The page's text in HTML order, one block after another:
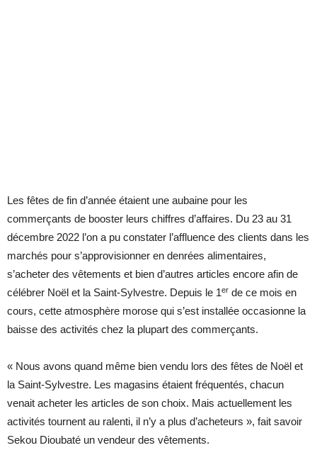
Les fêtes de fin d’année étaient une aubaine pour les
commerçants de booster leurs chiffres d’affaires. Du 23 au 31
décembre 2022 l’on a pu constater l’affluence des clients dans les
marchés pour s’approvisionner en denrées alimentaires,
s’acheter des vêtements et bien d’autres articles encore afin de
célébrer Noël et la Saint-Sylvestre. Depuis le 1er de ce mois en
cours, cette atmosphère morose qui s’est installée occasionne la
baisse des activités chez la plupart des commerçants.
« Nous avons quand même bien vendu lors des fêtes de Noël et
la Saint-Sylvestre. Les magasins étaient fréquentés, chacun
venait acheter les articles de son choix. Mais actuellement les
activités tournent au ralenti, il n’y a plus d’acheteurs », fait savoir
Sekou Dioubaté un vendeur des vêtements.